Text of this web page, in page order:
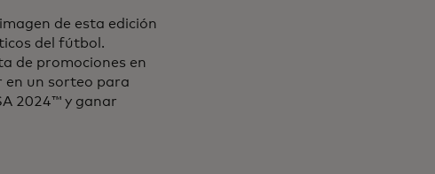
de esta edición
del fútbol.
de promociones en
en un sorteo para
2024™ y ganar